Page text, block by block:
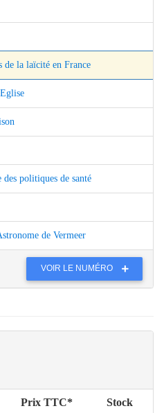
de la laïcité en France
politiques de santé
de Vermeer
VOIR LE NUMÉRO
Prix TTC* Stock